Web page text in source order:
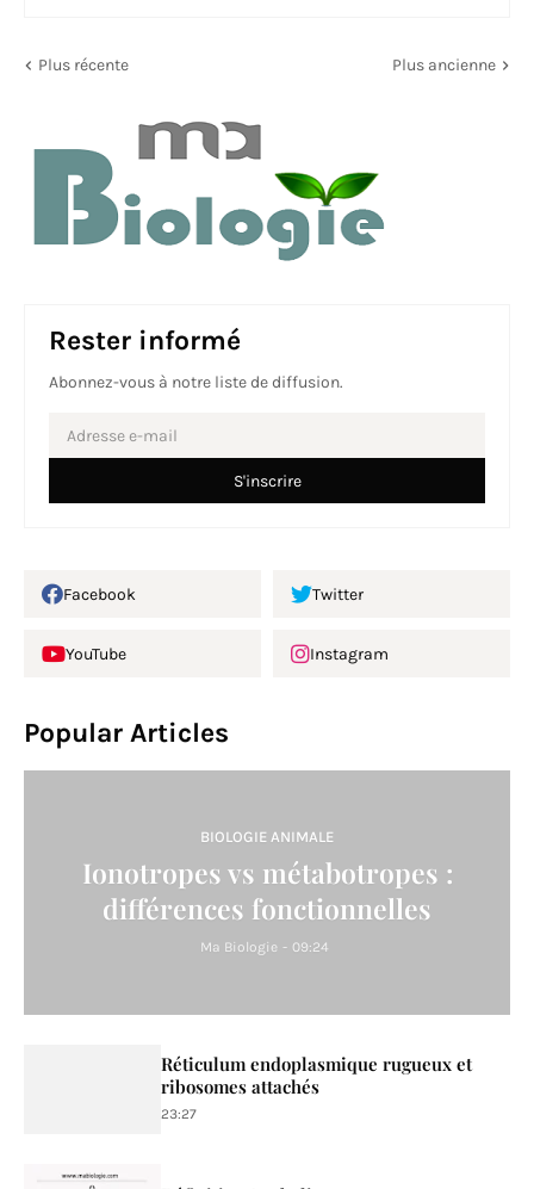
Plus récente Plus ancienne
Rester informé
Abonnez-vous à notre liste de diffusion.
Facebook Twitter
YouTube Instagram
Popular Articles
BIOLOGIE ANIMALE
Ionotropes vs métabotropes :
différences fonctionnelles
Ma Biologie - 09:24
Réticulum endoplasmique rugueux et
ribosomes attachés
23:27